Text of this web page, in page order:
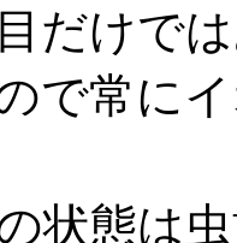
だけで
で常に
状態は